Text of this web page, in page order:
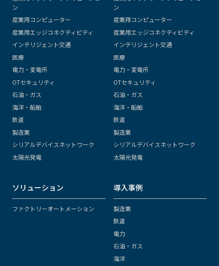
ン
産業用コンピューター
産業用エッジコネクティビティ
インテリジェント交通
医療
電力・変電所
OTセキュリティ
石油・ガス
海洋・船舶
鉄道
製造業
シリアルデバイスネットワーク
太陽光発電
ン
産業用コンピューター
産業用エッジコネクティビティ
インテリジェント交通
医療
電力・変電所
OTセキュリティ
石油・ガス
海洋・船舶
鉄道
製造業
シリアルデバイスネットワーク
太陽光発電
ソリューション
ファクトリーオートメーション
導入事例
製造業
鉄道
電力
石油・ガス
海洋